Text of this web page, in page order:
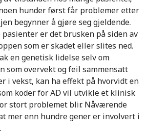
hunder først får problemer etter
begynner å gjøre seg gjeldende.
pasienter er det brusken på siden av
som er skadet eller slites ned.
en genetisk lidelse selv om
som overvekt og feil sammensatt
i vekst, kan ha effekt på hvorvidt en
koder for AD vil utvikle et klinisk
stort problemet blir. Nåværende
mer enn hundre gener er involvert i